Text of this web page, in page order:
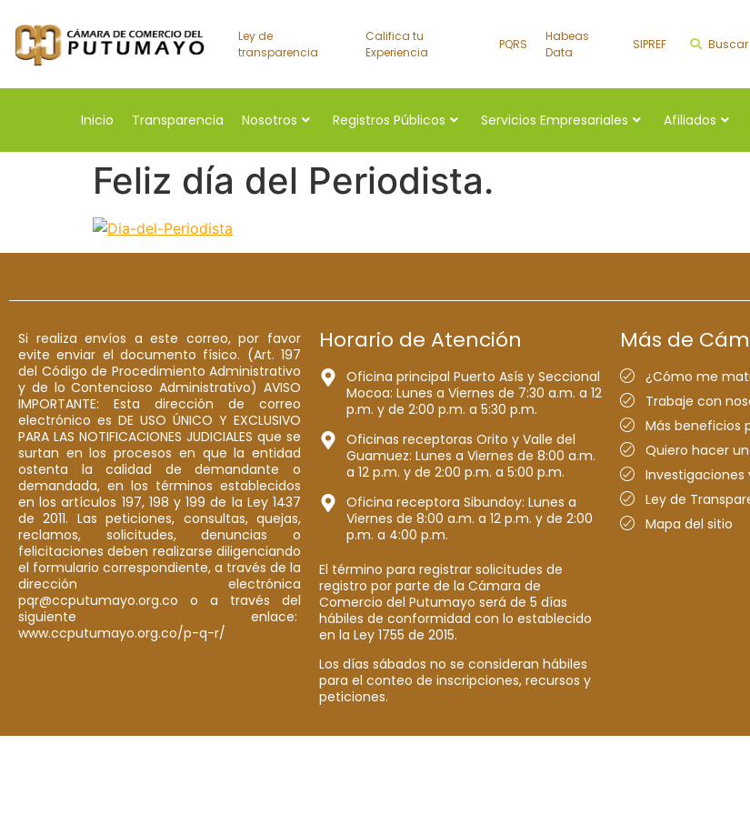
Ley de
transparencia
Califica tu
Experiencia
PQRS
Habeas
Data
SIPREF Buscar
Inicio Transparencia Nosotros Registros Públicos Servicios Empresariales Afiliados
Feliz día del Periodista.
Si realiza envíos a este correo, por favor
evite enviar el documento físico. (Art. 197
del Código de Procedimiento Administrativo
y de lo Contencioso Administrativo) AVISO
IMPORTANTE: Esta dirección de correo
electrónico es DE USO ÚNICO Y EXCLUSIVO
PARA LAS NOTIFICACIONES JUDICIALES que se
surtan en los procesos en que la entidad
ostenta la calidad de demandante o
demandada, en los términos establecidos
en los artículos 197, 198 y 199 de la Ley 1437
de 2011. Las peticiones, consultas, quejas,
reclamos, solicitudes, denuncias o
felicitaciones deben realizarse diligenciando
el formulario correspondiente, a través de la
dirección electrónica
pqr@ccputumayo.org.co o a través del
siguiente enlace:
www.ccputumayo.org.co/p-q-r/
Horario de Atención
Oficina principal Puerto Asís y Seccional
Mocoa: Lunes a Viernes de 7:30 a.m. a 12
p.m. y de 2:00 p.m. a 5:30 p.m.
Oficinas receptoras Orito y Valle del
Guamuez: Lunes a Viernes de 8:00 a.m.
a 12 p.m. y de 2:00 p.m. a 5:00 p.m.
Oficina receptora Sibundoy: Lunes a
Viernes de 8:00 a.m. a 12 p.m. y de 2:00
p.m. a 4:00 p.m.
El término para registrar solicitudes de
registro por parte de la Cámara de
Comercio del Putumayo será de 5 días
hábiles de conformidad con lo establecido
en la Ley 1755 de 2015.
Los días sábados no se consideran hábiles
para el conteo de inscripciones, recursos y
peticiones.
Más de
¿Cómo me
Trabaje con
Más beneficios
Quiero hacer
Investigaciones
Ley de
Mapa del sitio